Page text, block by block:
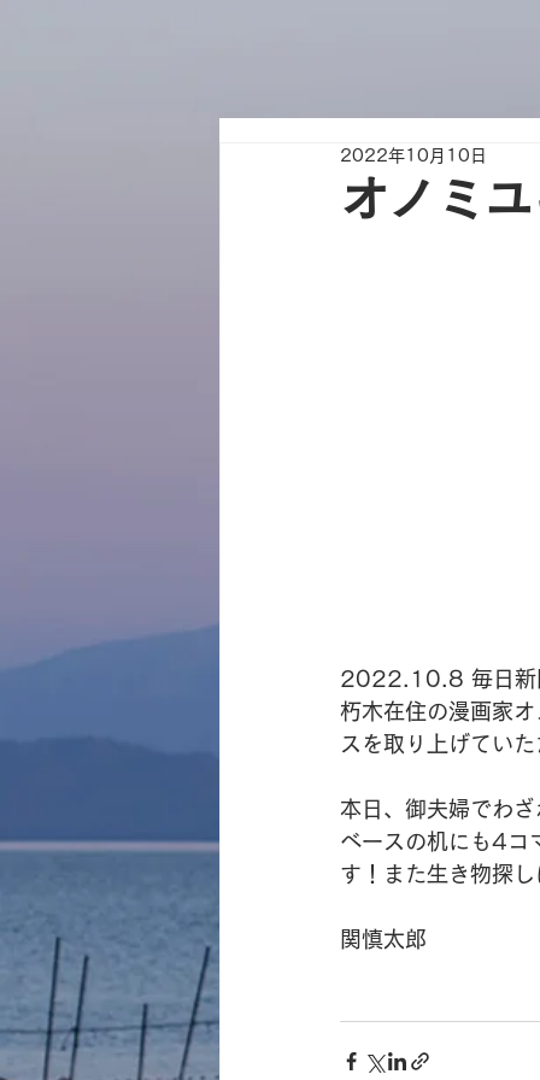
オノミ
2022年10月10日
2022.10.8 毎日新
朽木在住の漫画家
スを取り上げてい
本日、御夫婦でわ
ベースの机にも4コ
す！また生き物探
関慎太郎